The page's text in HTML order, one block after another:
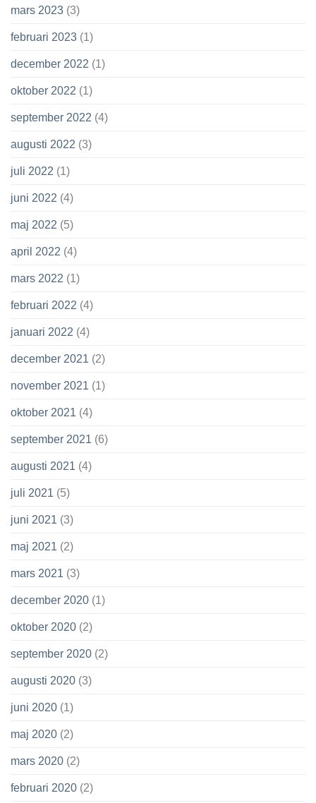
mars 2023 (3)
februari 2023 (1)
december 2022 (1)
oktober 2022 (1)
september 2022 (4)
augusti 2022 (3)
juli 2022 (1)
juni 2022 (4)
maj 2022 (5)
april 2022 (4)
mars 2022 (1)
februari 2022 (4)
januari 2022 (4)
december 2021 (2)
november 2021 (1)
oktober 2021 (4)
september 2021 (6)
augusti 2021 (4)
juli 2021 (5)
juni 2021 (3)
maj 2021 (2)
mars 2021 (3)
december 2020 (1)
oktober 2020 (2)
september 2020 (2)
augusti 2020 (3)
juni 2020 (1)
maj 2020 (2)
mars 2020 (2)
februari 2020 (2)